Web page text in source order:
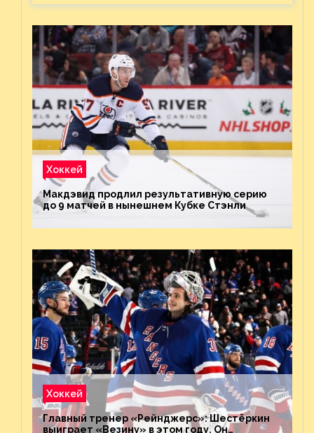
Хоккей
Макдэвид продлил результативную серию
до 9 матчей в нынешнем Кубке Стэнли
Хоккей
Главный тренер «Рейнджерс»: Шестёркин
выиграет «Везину» в этом году. Он